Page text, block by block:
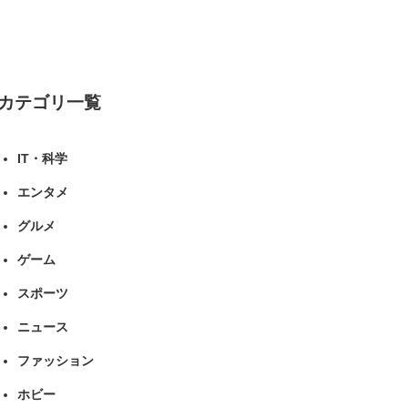
カテゴリ一覧
IT・科学
エンタメ
グルメ
ゲーム
スポーツ
ニュース
ファッション
ホビー